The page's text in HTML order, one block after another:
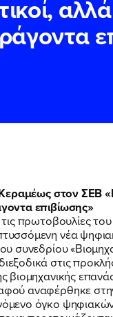
Κεραμέως στον ΣΕΒ
επιβίωσης»
τις πρωτοβουλίες
νέα
συνεδρίου
στις
βιομηχανικής
αναφέρθηκε
όγκο
ΕΠΙΘΕΤΟ*
Αποδέχομαι
δικτυακού
ΕΠΙΘΕΤΟ*
Αποδέχομαι
δικτυακού